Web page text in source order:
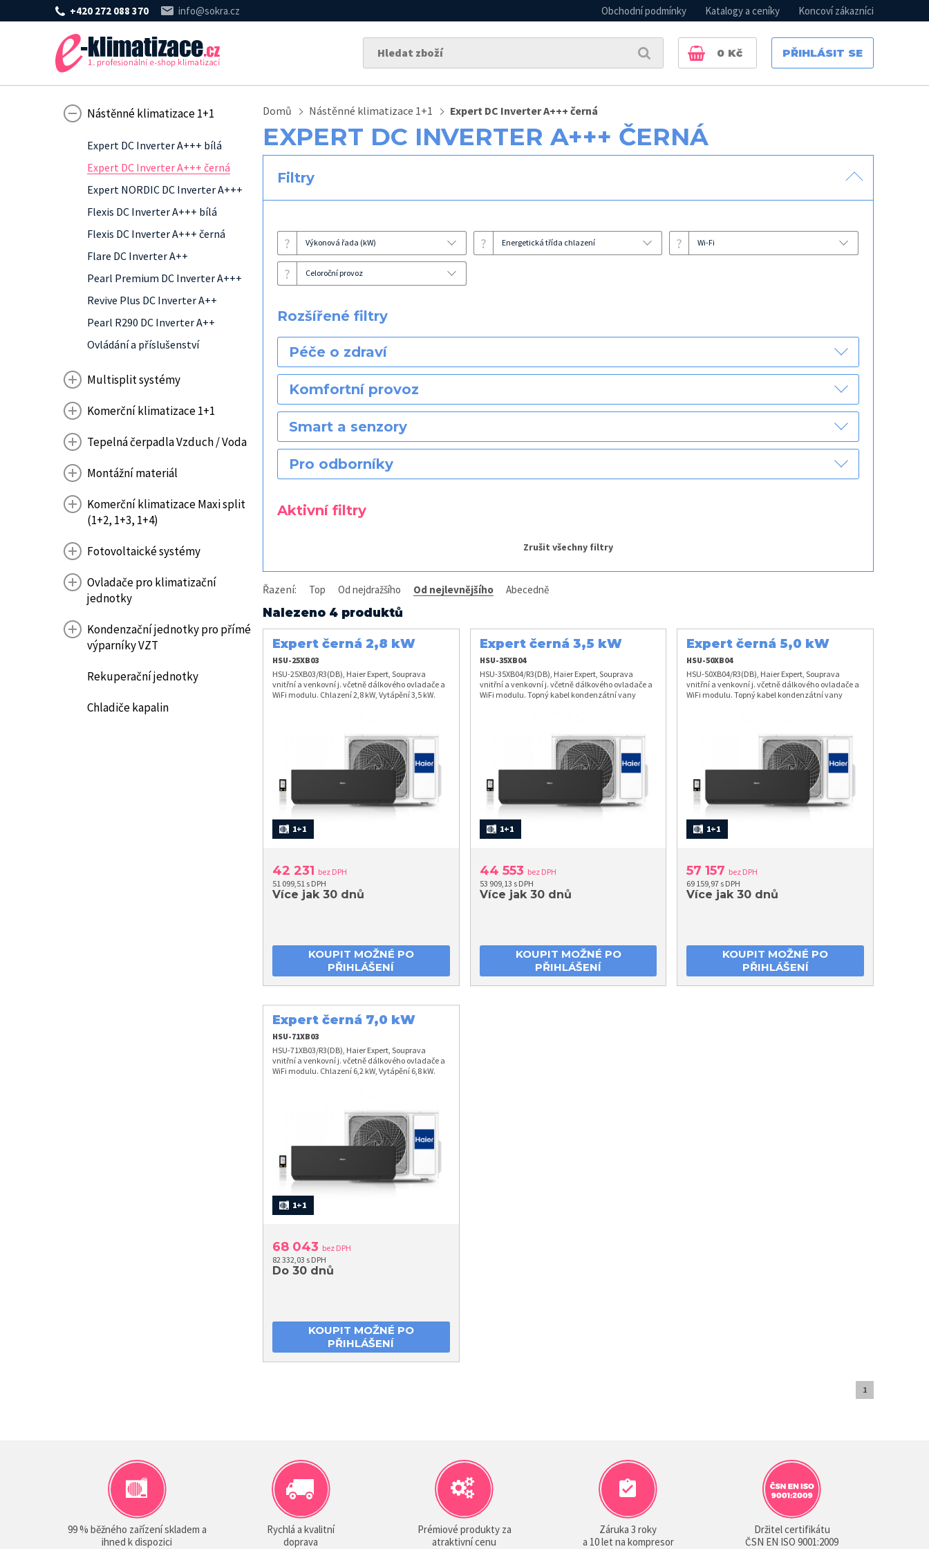
+420 272 088 370 info@sokra.cz Obchodní podmínky Katalogy a ceníky Koncoví zákazníci
PŘIHLÁSIT SE
0 Kč
Nástěnné klimatizace 1+1
Expert DC Inverter A+++ bílá
Expert DC Inverter A+++ černá
Expert NORDIC DC Inverter A+++
Flexis DC Inverter A+++ bílá
Flexis DC Inverter A+++ černá
Flare DC Inverter A++
Pearl Premium DC Inverter A+++
Revive Plus DC Inverter A++
Pearl R290 DC Inverter A++
Ovládání a příslušenství
Multisplit systémy
Komerční klimatizace 1+1
Tepelná čerpadla Vzduch / Voda
Montážní materiál
Komerční klimatizace Maxi split
(1+2, 1+3, 1+4)
Fotovoltaické systémy
Ovladače pro klimatizační
jednotky
Kondenzační jednotky pro přímé
výparníky VZT
Rekuperační jednotky
Chladiče kapalin
Domů Nástěnné klimatizace 1+1 Expert DC Inverter A+++ černá
EXPERT DC INVERTER A+++ ČERNÁ
Filtry
? Výkonová řada (kW) ? Energetická třída chlazení ? Wi-Fi
? Celoroční provoz
Rozšířené filtry
Péče o zdraví
Komfortní provoz
Smart a senzory
Pro odborníky
Aktivní filtry
Zrušit všechny filtry
Řazení: Top Od nejdražšího Od nejlevnějšího Abecedně
Nalezeno 4 produktů
Expert černá 2,8 kW
HSU-25XB03
HSU-25XB03/R3(DB), Haier Expert, Souprava
vnitřní a venkovní j. včetně dálkového ovladače a
WiFi modulu. Chlazení 2,8 kW, Vytápění 3,5 kW.
1+1
42 231 bez DPH
51 099,51 s DPH
Více jak 30 dnů
KOUPIT MOŽNÉ PO
PŘIHLÁŠENÍ
Expert černá 3,5 kW
HSU-35XB04
HSU-35XB04/R3(DB), Haier Expert, Souprava
vnitřní a venkovní j. včetně dálkového ovladače a
WiFi modulu. Topný kabel kondenzátní vany
1+1
44 553 bez DPH
53 909,13 s DPH
Více jak 30 dnů
KOUPIT MOŽNÉ PO
PŘIHLÁŠENÍ
Expert černá 5,0 kW
HSU-50XB04
HSU-50XB04/R3(DB), Haier Expert, Souprava
vnitřní a venkovní j. včetně dálkového ovladače a
WiFi modulu. Topný kabel kondenzátní vany
1+1
57 157 bez DPH
69 159,97 s DPH
Více jak 30 dnů
KOUPIT MOŽNÉ PO
PŘIHLÁŠENÍ
Expert černá 7,0 kW
HSU-71XB03
HSU-71XB03/R3(DB), Haier Expert, Souprava
vnitřní a venkovní j. včetně dálkového ovladače a
WiFi modulu. Chlazení 6,2 kW, Vytápění 6,8 kW.
1+1
68 043 bez DPH
82 332,03 s DPH
Do 30 dnů
KOUPIT MOŽNÉ PO
PŘIHLÁŠENÍ
1
99 % běžného zařízení skladem a
ihned k dispozici
Rychlá a kvalitní
doprava
Prémiové produkty za
atraktivní cenu
Záruka 3 roky
a 10 let na kompresor
Držitel certifikátu
ČSN EN ISO 9001:2009